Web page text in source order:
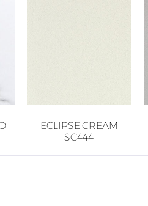
ECLIPSE CREAM
SC444